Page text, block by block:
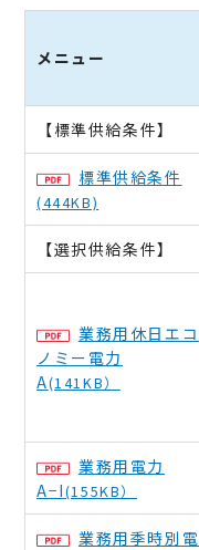
メニュー
【標準供給条件】
標準供給条件
(444KB)
【選択供給条件】
業務用休日エコ
ノミー電力
A(141KB）
業務用電力
A−I(155KB）
業務用季時別電